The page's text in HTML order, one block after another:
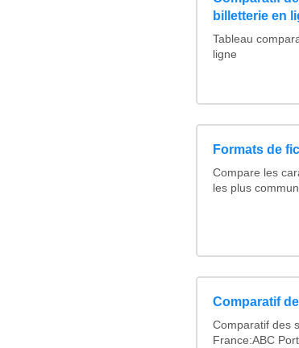
billetterie en
Tableau
ligne
Formats de
Compare les
les plus
Comparatif
Comparatif des
France:ABC